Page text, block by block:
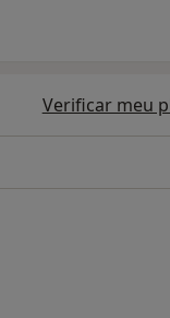
Verificar meu